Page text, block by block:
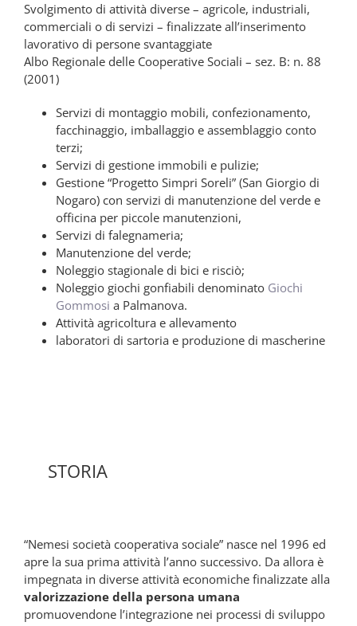
Svolgimento di attività diverse – agricole, industriali,
commerciali o di servizi – finalizzate all’inserimento
lavorativo di persone svantaggiate
Albo Regionale delle Cooperative Sociali – sez. B: n. 88
(2001)
Servizi di montaggio mobili, confezionamento,
facchinaggio, imballaggio e assemblaggio conto
terzi;
Servizi di gestione immobili e pulizie;
Gestione “Progetto Simpri Soreli” (San Giorgio di
Nogaro) con servizi di manutenzione del verde e
officina per piccole manutenzioni,
Servizi di falegnameria;
Manutenzione del verde;
Noleggio stagionale di bici e risciò;
Noleggio giochi gonfiabili denominato Giochi
Gommosi a Palmanova.
Attività agricoltura e allevamento
laboratori di sartoria e produzione di mascherine
STORIA
“Nemesi società cooperativa sociale” nasce nel 1996 ed
apre la sua prima attività l’anno successivo. Da allora è
impegnata in diverse attività economiche finalizzate alla
valorizzazione della persona umana
promuovendone l’integrazione nei processi di sviluppo